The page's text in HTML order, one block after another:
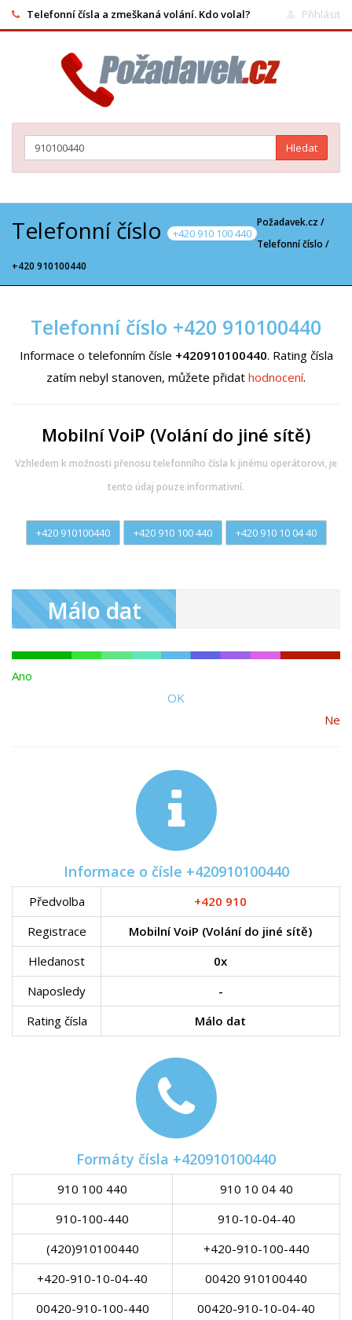
Telefonní čísla a zmeškaná volání. Kdo volal? Přihlásit
Hledat
Telefonní číslo +420 910 100 440
Požadavek.cz /
Telefonní číslo /
+420 910100440
Telefonní číslo +420 910100440
Informace o telefonním čísle +420910100440. Rating čísla
zatím nebyl stanoven, můžete přidat hodnocení.
Mobilní VoiP (Volání do jiné sítě)
Vzhledem k možnosti přenosu telefonního čísla k jinému operátorovi, je
tento údaj pouze informativní.
+420 910100440 +420 910 100 440 +420 910 10 04 40
Málo dat
Ano
OK
Ne
Informace o čísle +420910100440
Předvolba
+420 910
Registrace
Mobilní VoiP (Volání do jiné sítě)
Hledanost
0x
Naposledy
-
Rating čísla
Málo dat
Formáty čísla +420910100440
910 100 440
910 10 04 40
910-100-440
910-10-04-40
(420)910100440
+420-910-100-440
+420-910-10-04-40
00420 910100440
00420-910-100-440
00420-910-10-04-40